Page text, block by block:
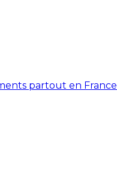
partout en France